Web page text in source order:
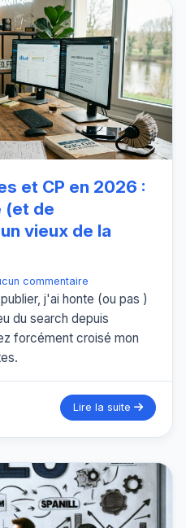
et CP en 2026 :
(et de
vieux de la
commentaire
j'ai honte (ou pas )
du search depuis
forcément croisé mon
Lire la suite